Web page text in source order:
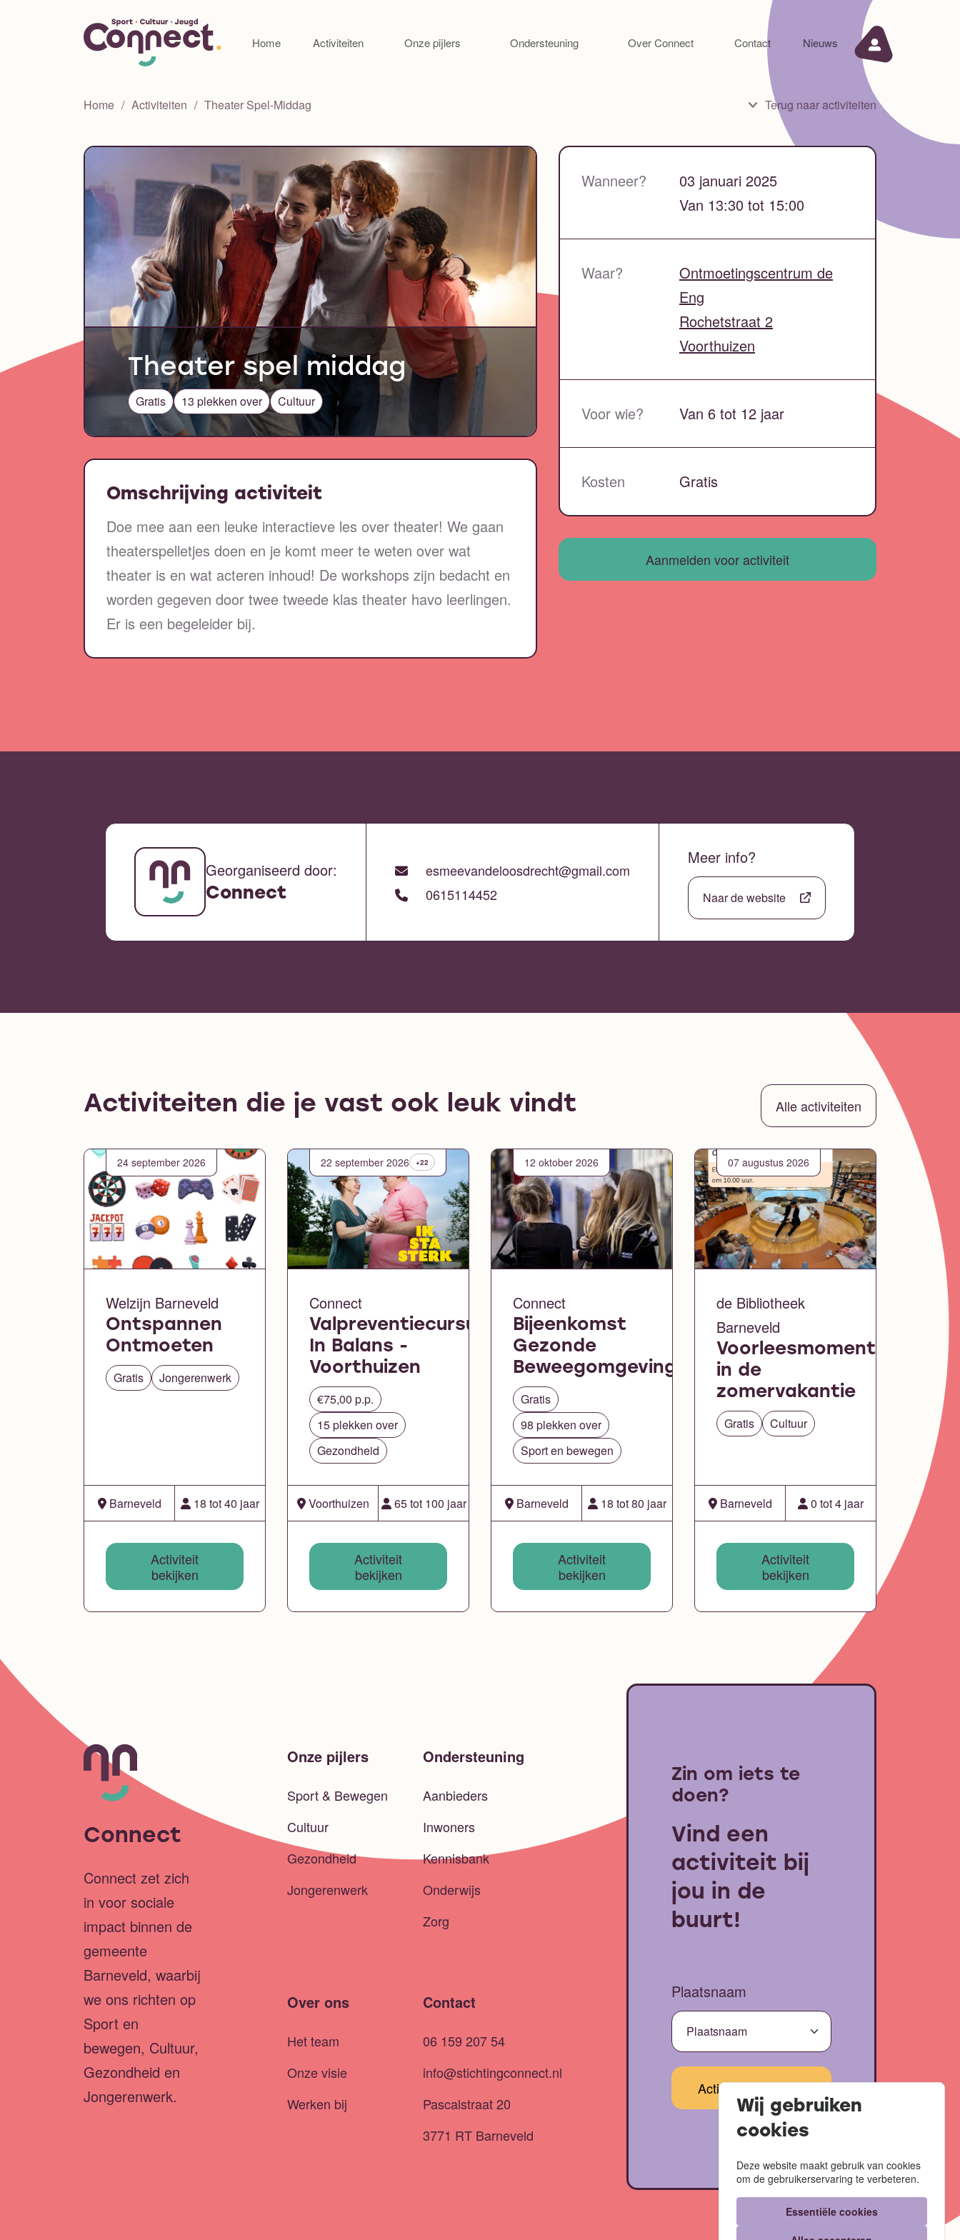
Home Activiteiten Onze pijlers Ondersteuning Over Connect Contact Nieuws
Home Activiteiten Theater Spel-Middag Terug naar activiteiten
Theater spel middag
Gratis 13 plekken over Cultuur
Omschrijving activiteit
Doe mee aan een leuke interactieve les over theater! We gaan
theaterspelletjes doen en je komt meer te weten over wat
theater is en wat acteren inhoud! De workshops zijn bedacht en
worden gegeven door twee tweede klas theater havo leerlingen.
Er is een begeleider bij.
Wanneer?
03 januari 2025
Van 13:30 tot 15:00
Waar?
Ontmoetingscentrum de
Eng
Rochetstraat 2
Voorthuizen
Voor wie? Van 6 tot 12 jaar
Kosten Gratis
Aanmelden voor activiteit
Georganiseerd door:
Connect
esmeevandeloosdrecht@gmail.com
0615114452
Meer info?
Naar de website
Activiteiten die je vast ook leuk vindt Alle activiteiten
24 september 2026
Welzijn Barneveld
Ontspannen
Ontmoeten
Gratis Jongerenwerk
Barneveld 18 tot 40 jaar
Activiteit
bekijken
22 september 2026 +22
Connect
Valpreventiecursus
In Balans -
Voorthuizen
€75,00 p.p.
15 plekken over
Gezondheid
Voorthuizen 65 tot 100 jaar
Activiteit
bekijken
12 oktober 2026
Connect
Bijeenkomst
Gezonde
Beweegomgeving
Gratis
98 plekken over
Sport en bewegen
Barneveld 18 tot 80 jaar
Activiteit
bekijken
07 augustus 2026
de Bibliotheek
Barneveld
Voorleesmomentje
in de
zomervakantie
Gratis Cultuur
Barneveld 0 tot 4 jaar
Activiteit
bekijken
Connect
Connect zet zich
in voor sociale
impact binnen de
gemeente
Barneveld, waarbij
we ons richten op
Sport en
bewegen, Cultuur,
Gezondheid en
Jongerenwerk.
Onze pijlers
Sport & Bewegen
Cultuur
Gezondheid
Jongerenwerk
Ondersteuning
Aanbieders
Inwoners
Kennisbank
Onderwijs
Zorg
Over ons
Het team
Onze visie
Werken bij
Contact
06 159 207 54
info@stichtingconnect.nl
Pascalstraat 20
3771 RT Barneveld
Zin om iets te
doen?
Vind een
activiteit bij
jou in de
buurt!
Plaatsnaam
Wij gebruiken
cookies
Deze website maakt gebruik van cookies
om de gebruikerservaring te verbeteren.
Essentiële cookies